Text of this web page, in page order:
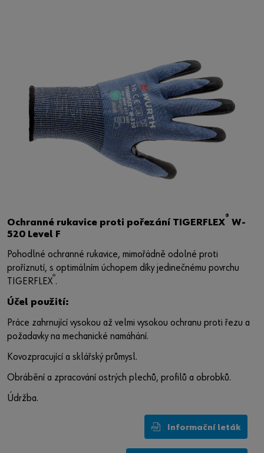
Ochranné rukavice proti pořezání TIGERFLEX
®
W-
520 Level F
Pohodlné ochranné rukavice, mimořádně odolné proti
proříznutí, s optimálním úchopem díky jedinečnému povrchu
TIGERFLEX
®
.
Účel použití:
Práce zahrnující vysokou až velmi vysokou ochranu proti řezu a
požadavky na mechanické namáhání.
Kovozpracující a sklářský průmysl.
Obrábění a zpracování ostrých plechů, profilů a obrobků.
Údržba.
Informační leták